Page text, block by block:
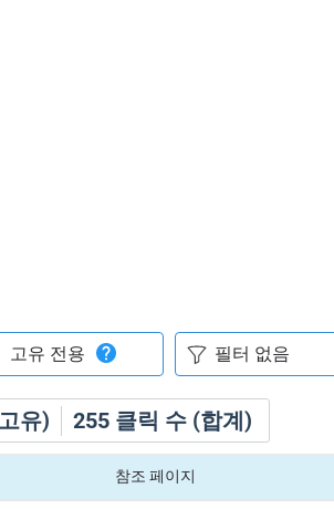
유) 255 클릭 수 (합계)
고유 전용
참조 페이지